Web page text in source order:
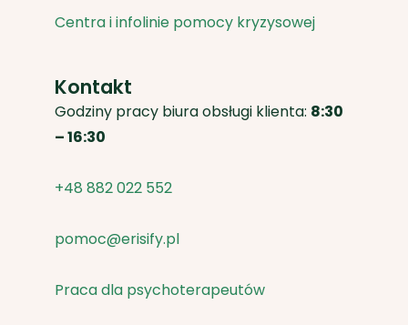
Centra i infolinie pomocy kryzysowej
Kontakt
Godziny pracy biura obsługi klienta: 8:30
– 16:30
+48 882 022 552
pomoc@erisify.pl
Praca dla psychoterapeutów